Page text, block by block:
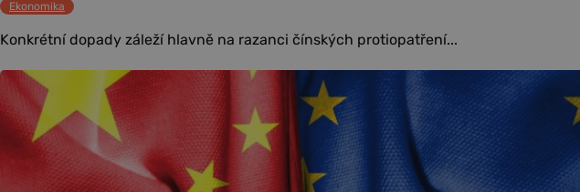
Ekonomika
Konkrétní dopady záleží hlavně na razanci čínských protiopatření...